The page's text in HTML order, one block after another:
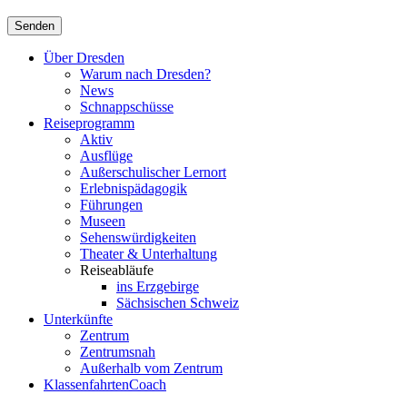
Senden
Über Dresden
Warum nach Dresden?
News
Schnappschüsse
Reiseprogramm
Aktiv
Ausflüge
Außerschulischer Lernort
Erlebnispädagogik
Führungen
Museen
Sehenswürdigkeiten
Theater & Unterhaltung
Reiseabläufe
ins Erzgebirge
Sächsischen Schweiz
Unterkünfte
Zentrum
Zentrumsnah
Außerhalb vom Zentrum
KlassenfahrtenCoach